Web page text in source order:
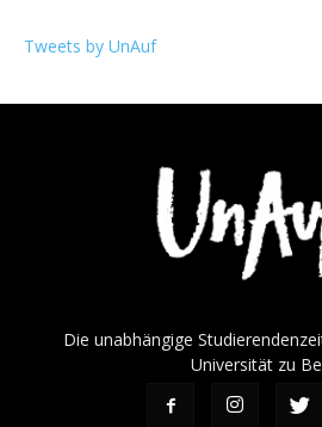
Tweets by UnAuf
Die unabhängige
Universität zu